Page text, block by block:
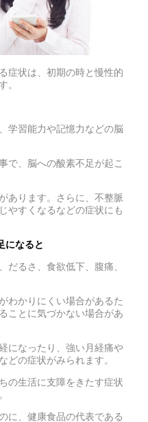
症状は、初期の時と慢性的
。
学習能力や記憶力などの脳
で、脳への酸素不足が起こ
あります。さらに、不整脈
やすくなるなどの症状にも
になると
だるさ、食欲低下、腹痛、
わかりにくい場合があるた
ことに気づかない場合があ
になったり、強い月経痛や
どの症状がみられます。
の生活に支障をきたす症状
に、健康食品の代表である